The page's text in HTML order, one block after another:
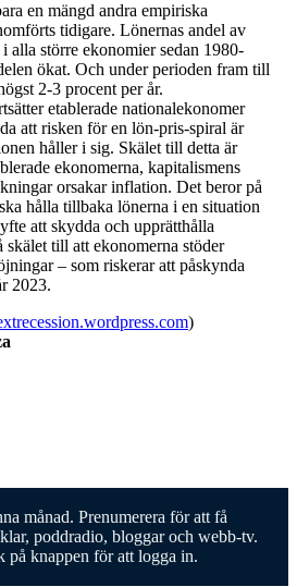
en mängd andra empiriska
tidigare. Lönernas andel av
alla större ekonomier sedan 1980-
ökat. Och under perioden fram till
2-3 procent per år.
etablerade nationalekonomer
att risken för en lön-pris-spiral är
håller i sig. Skälet till detta är
ekonomerna, kapitalismens
orsakar inflation. Det beror på
hålla tillbaka lönerna i en situation
att skydda och upprätthålla
skälet till att ekonomerna stöder
– som riskerar att påskynda
2023.
)
månad. Prenumerera för att få
poddradio, bloggar och webb-tv.
på knappen för att logga in.